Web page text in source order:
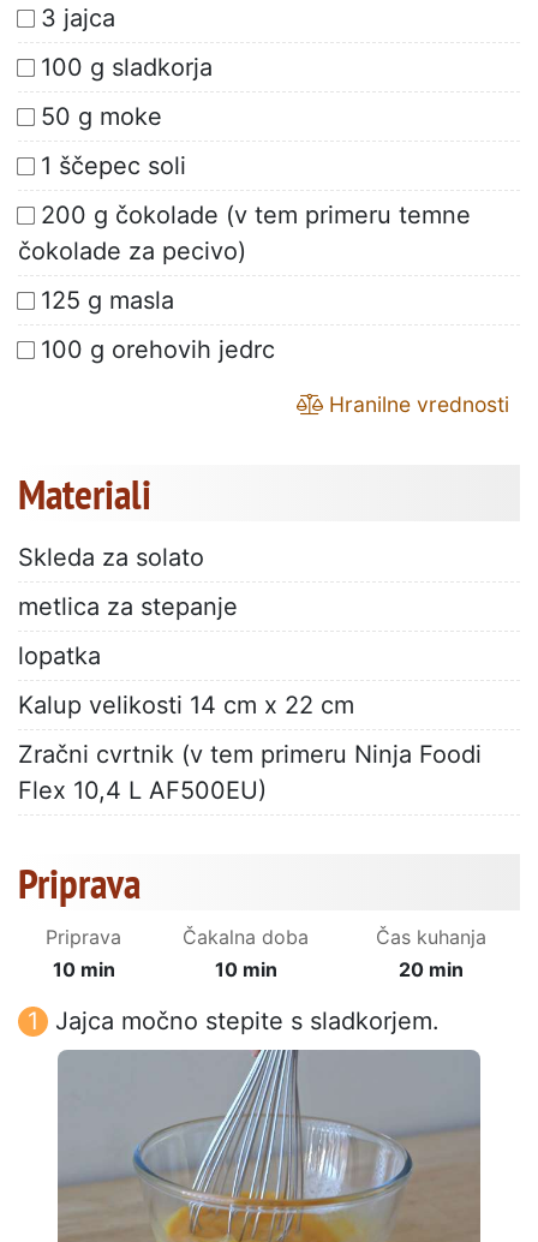
3 jajca
100 g sladkorja
50 g moke
1 ščepec soli
200 g čokolade (v tem primeru temne
čokolade za pecivo)
125 g masla
100 g orehovih jedrc
Hranilne vrednosti
Materiali
Skleda za solato
metlica za stepanje
lopatka
Kalup velikosti 14 cm x 22 cm
Zračni cvrtnik (v tem primeru Ninja Foodi
Flex 10,4 L AF500EU)
Priprava
Priprava
10 min
Čakalna doba
10 min
Čas kuhanja
20 min
Jajca močno stepite s sladkorjem.